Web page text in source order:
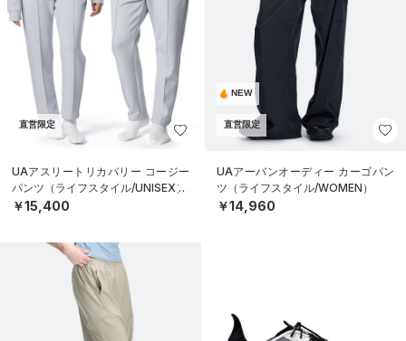
直営限定
UAアスリートリカバリー コージー
パンツ（ライフスタイル/UNISEX）
￥15,400
NEW
直営限定
UAアーバンオーディー カーゴパン
ツ（ライフスタイル/WOMEN）
￥14,960